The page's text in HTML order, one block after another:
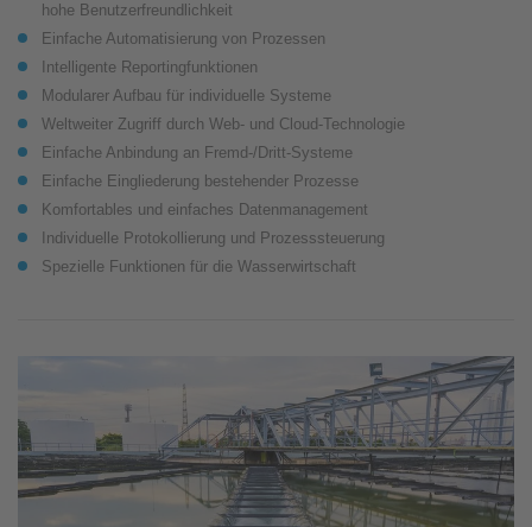
hohe Benutzerfreundlichkeit
Einfache Automatisierung von Prozessen
Intelligente Reportingfunktionen
Modularer Aufbau für individuelle Systeme
Weltweiter Zugriff durch Web- und Cloud-Technologie
Einfache Anbindung an Fremd-/Dritt-Systeme
Einfache Eingliederung bestehender Prozesse
Komfortables und einfaches Datenmanagement
Individuelle Protokollierung und Prozesssteuerung
Spezielle Funktionen für die Wasserwirtschaft